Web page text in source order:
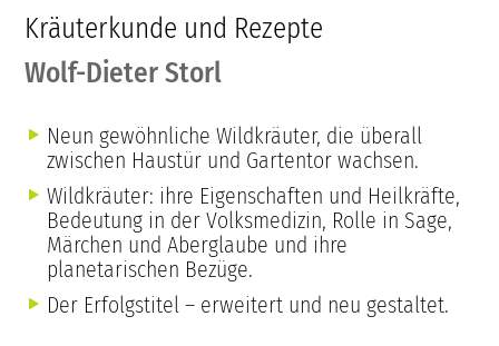
Kräuterkunde und Rezepte
Wolf-Dieter Storl
Neun gewöhnliche Wildkräuter, die überall
zwischen Haustür und Gartentor wachsen.
Wildkräuter: ihre Eigenschaften und Heilkräfte,
Bedeutung in der Volksmedizin, Rolle in Sage,
Märchen und Aberglaube und ihre
planetarischen Bezüge.
Der Erfolgstitel – erweitert und neu gestaltet.